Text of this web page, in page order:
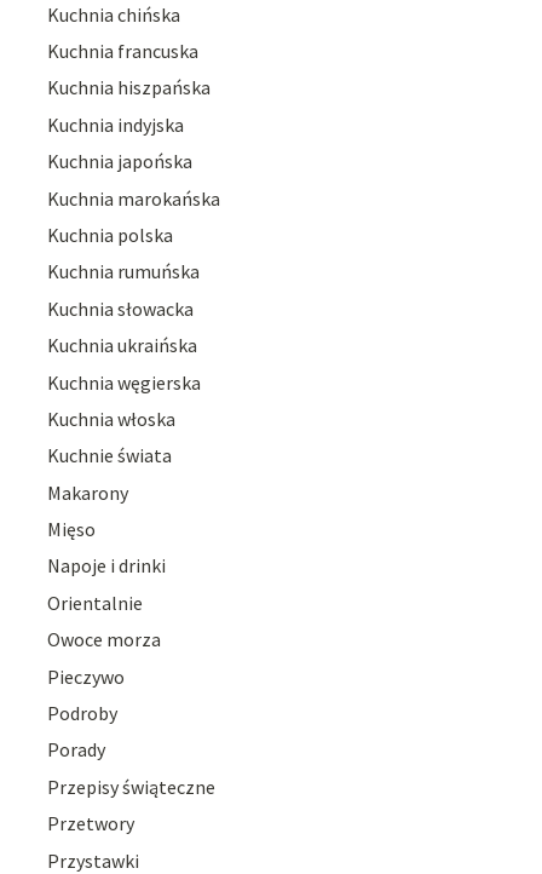
Kuchnia chińska
Kuchnia francuska
Kuchnia hiszpańska
Kuchnia indyjska
Kuchnia japońska
Kuchnia marokańska
Kuchnia polska
Kuchnia rumuńska
Kuchnia słowacka
Kuchnia ukraińska
Kuchnia węgierska
Kuchnia włoska
Kuchnie świata
Makarony
Mięso
Napoje i drinki
Orientalnie
Owoce morza
Pieczywo
Podroby
Porady
Przepisy świąteczne
Przetwory
Przystawki